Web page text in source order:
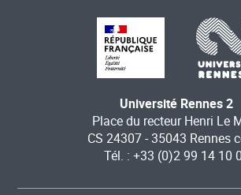
Université Rennes 2
Place du recteur Henri Le
CS 24307 - 35043 Rennes
Tél. : +33 (0)2 99 14 10